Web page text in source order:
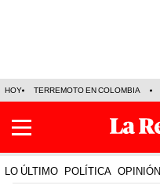
HOY TERREMOTO EN COLOMBIA
LO ÚLTIMO POLÍTICA OPINIÓN